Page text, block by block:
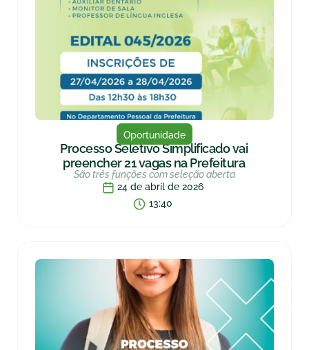
Oportunidade
Processo Seletivo Simplificado vai
preencher 21 vagas na Prefeitura
São três funções com seleção aberta
24 de abril de 2026
13:40